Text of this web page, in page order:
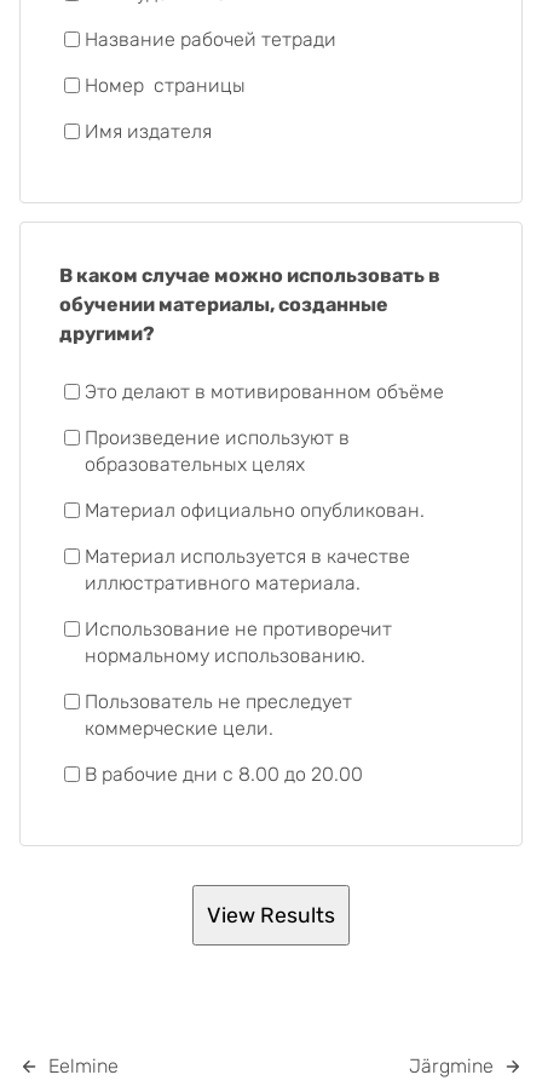
Название рабочей тетради
Номер страницы
Имя издателя
В каком случае можно использовать в
обучении материалы, созданные
другими?
Это делают в мотивированном объёме
Произведение используют в
образовательных целях
Материал официально опубликован.
Материал используется в качестве
иллюстративного материала.
Использование не противоречит
нормальному использованию.
Пользователь не преследует
коммерческие цели.
В рабочие дни с 8.00 до 20.00
Eelmine Järgmine